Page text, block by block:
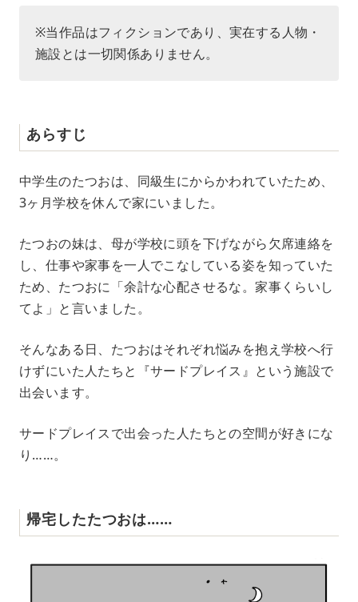
※当作品はフィクションであり、実在する人物・
施設とは一切関係ありません。
あらすじ
中学生のたつおは、同級生にからかわれていたため、
3ヶ月学校を休んで家にいました。
たつおの妹は、母が学校に頭を下げながら欠席連絡を
し、仕事や家事を一人でこなしている姿を知っていた
ため、たつおに「余計な心配させるな。家事くらいし
てよ」と言いました。
そんなある日、たつおはそれぞれ悩みを抱え学校へ行
けずにいた人たちと『サードプレイス』という施設で
出会います。
サードプレイスで出会った人たちとの空間が好きにな
り……。
帰宅したたつおは……